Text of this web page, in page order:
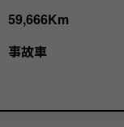
59,666Km
事故車